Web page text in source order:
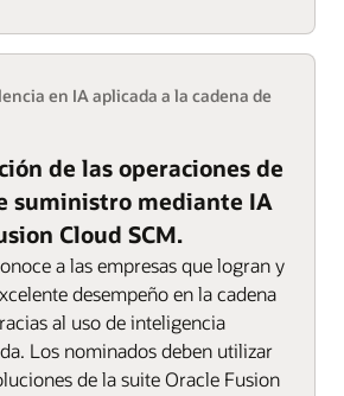
en IA aplicada a la cadena de
de las operaciones de
suministro mediante IA
Cloud SCM.
a las empresas que logran y
desempeño en la cadena
al uso de inteligencia
Los nominados deben utilizar
de la suite Oracle Fusion